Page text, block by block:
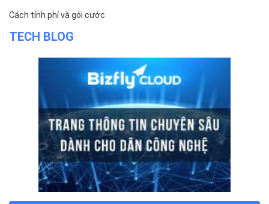
Cách tính phí và gói cước
TECH BLOG